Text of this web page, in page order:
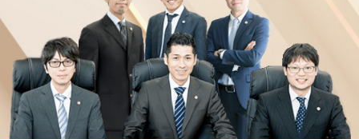
相続・遺言
離婚（夫婦間トラブル）
企業法務
労働問題（解雇，残業等）
相続・遺言
離婚（夫婦間トラブル）
企業法務
労働問題（解雇，残業等）